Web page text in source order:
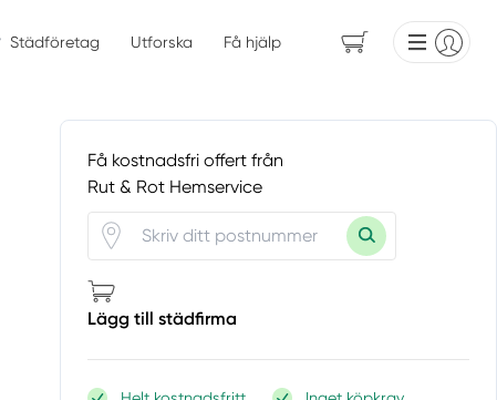
Städföretag Utforska Få hjälp
Få kostnadsfri offert från
Rut & Rot Hemservice
Lägg till städfirma